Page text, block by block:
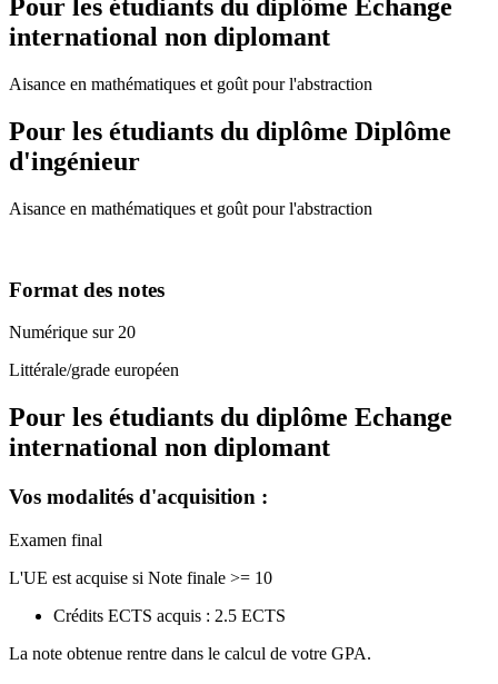
Pour les étudiants du diplôme Echange
international non diplomant
Aisance en mathématiques et goût pour l'abstraction
Pour les étudiants du diplôme Diplôme
d'ingénieur
Aisance en mathématiques et goût pour l'abstraction
Format des notes
Numérique sur 20
Littérale/grade européen
Pour les étudiants du diplôme Echange
international non diplomant
Vos modalités d'acquisition :
Examen final
L'UE est acquise si Note finale >= 10
Crédits ECTS acquis : 2.5 ECTS
La note obtenue rentre dans le calcul de votre GPA.